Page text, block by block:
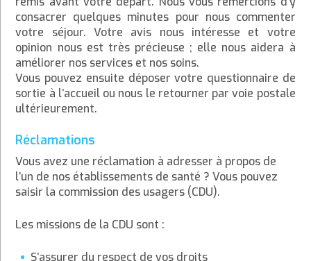
consacrer quelques minutes pour nous commenter
votre séjour. Votre avis nous intéresse et votre
opinion nous est très précieuse ; elle nous aidera à
améliorer nos services et nos soins.
Vous pouvez ensuite déposer votre questionnaire de
sortie à l’accueil ou nous le retourner par voie postale
ultérieurement.
Réclamations
Vous avez une réclamation à adresser à propos de
l’un de nos établissements de santé ? Vous pouvez
saisir la commission des usagers (CDU).
Les missions de la CDU sont :
S’assurer du respect de vos droits